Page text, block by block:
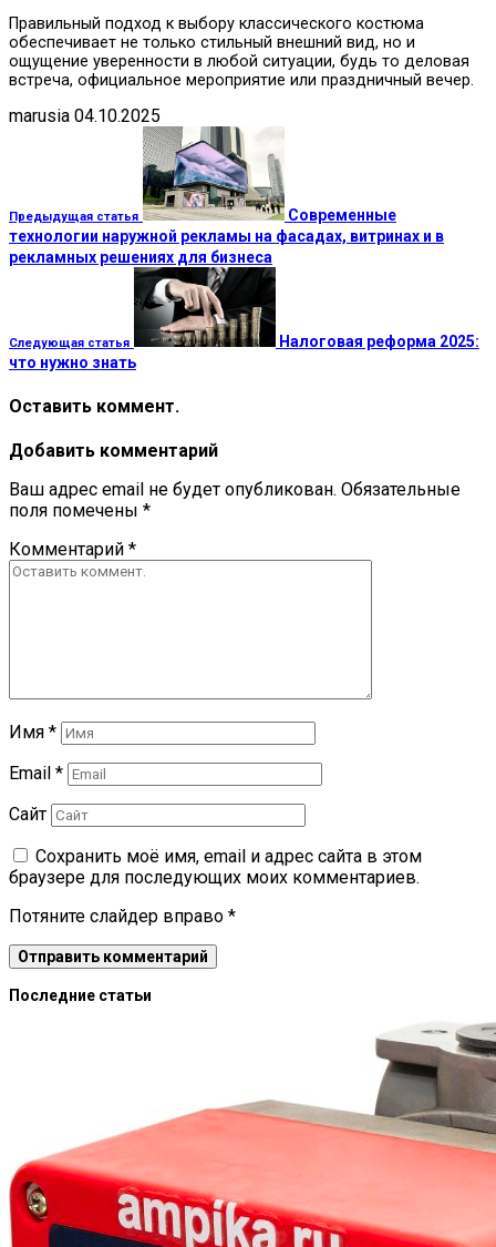
Правильный подход к выбору классического костюма
обеспечивает не только стильный внешний вид, но и
ощущение уверенности в любой ситуации, будь то деловая
встреча, официальное мероприятие или праздничный вечер.
marusia 04.10.2025
Предыдущая статья
Современные
технологии наружной рекламы на фасадах, витринах и в
рекламных решениях для бизнеса
Следующая статья
Налоговая реформа 2025:
что нужно знать
Оставить коммент.
Добавить комментарий
Ваш адрес email не будет опубликован. Обязательные
поля помечены *
Комментарий *
Имя *
Email *
Сайт
Сохранить моё имя, email и адрес сайта в этом
браузере для последующих моих комментариев.
Потяните слайдер вправо *
Последние статьи